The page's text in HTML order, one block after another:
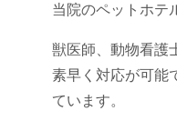
当院のペットホテ
獣医師、動物看護
素早く対応が可能
ています。